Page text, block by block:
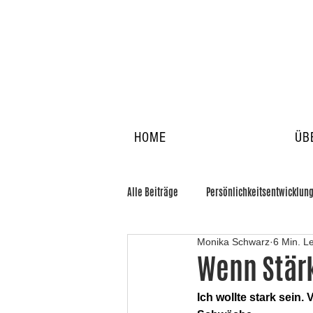
HOME
Alle Beiträge Persönlichkeitsentwicklung
Wenn
Monika Schwarz 6 Min.
Ich wollte stark sein.